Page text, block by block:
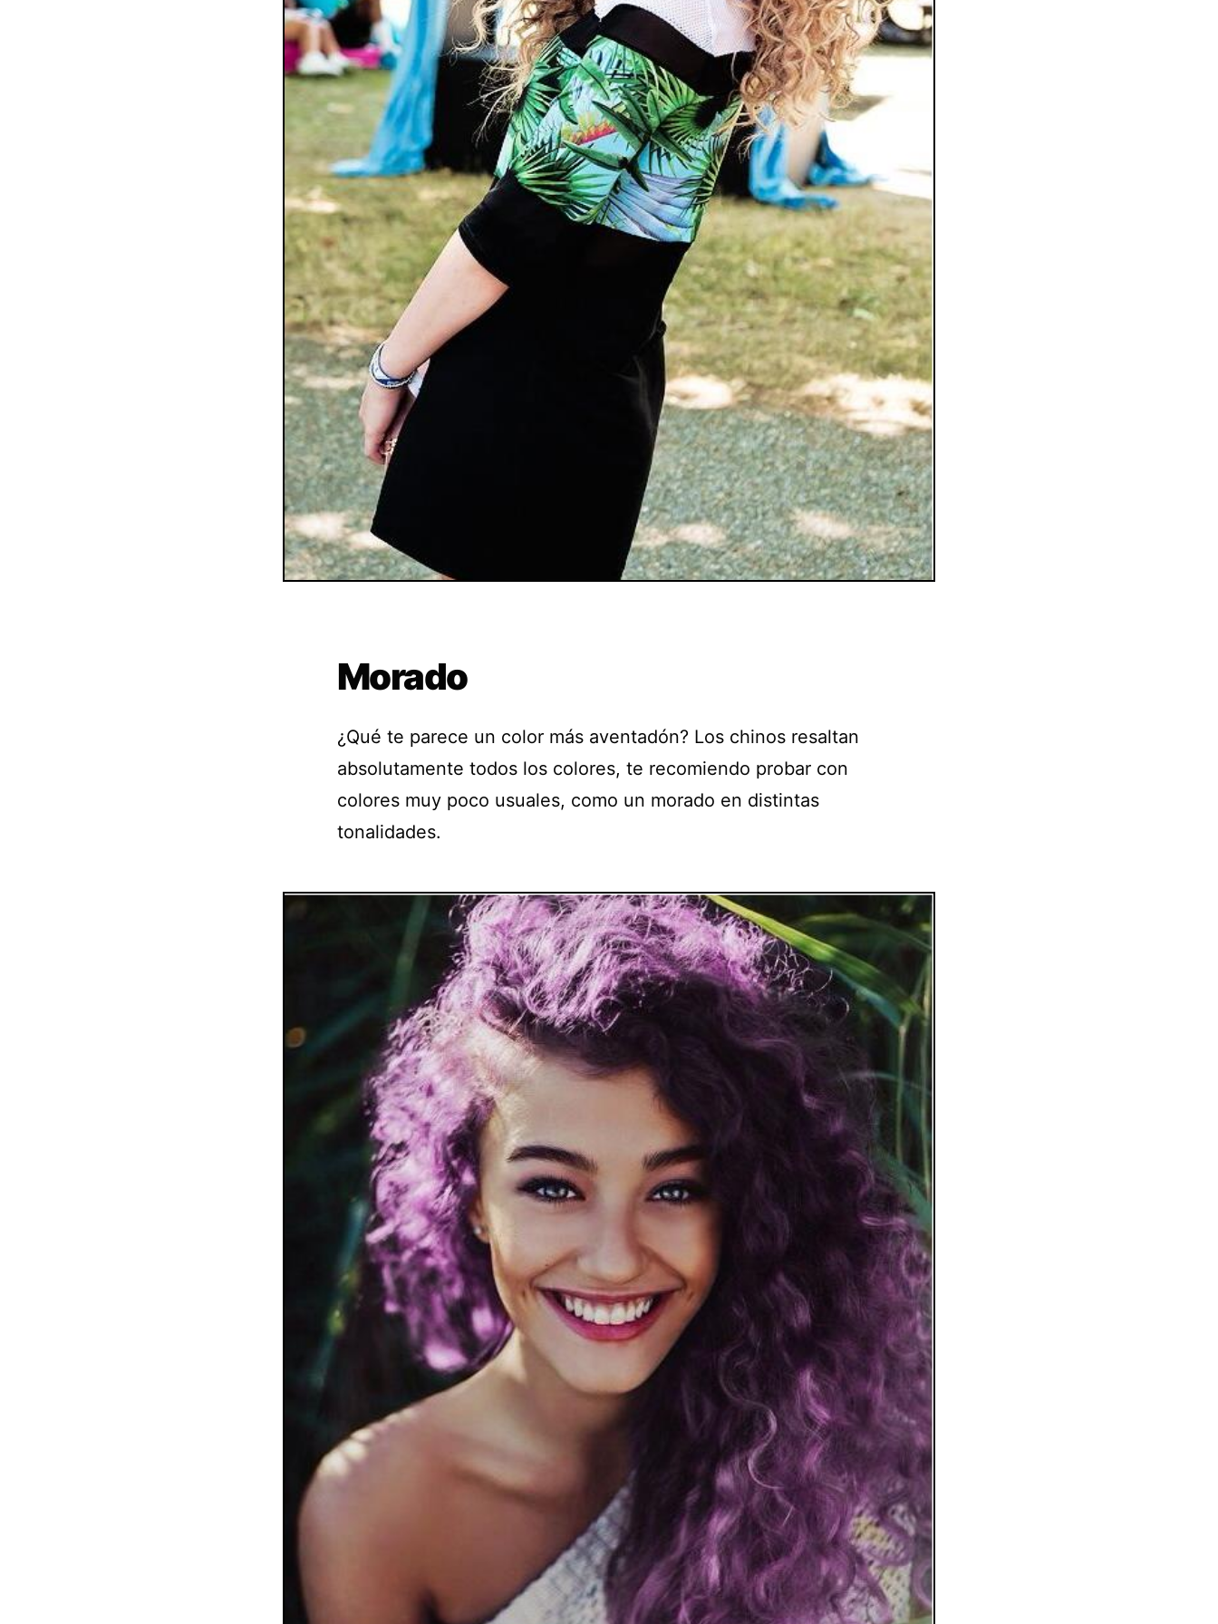
Morado
¿Qué te parece un color más aventadón? Los chinos resaltan
absolutamente todos los colores, te recomiendo probar con
colores muy poco usuales, como un morado en distintas
tonalidades.